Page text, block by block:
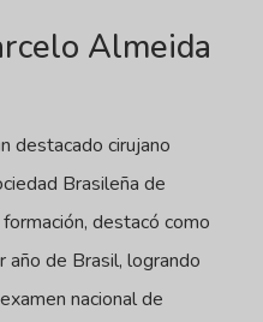
Almeida
destacado cirujano
Brasileña de
destacó como
de Brasil, logrando
nacional de